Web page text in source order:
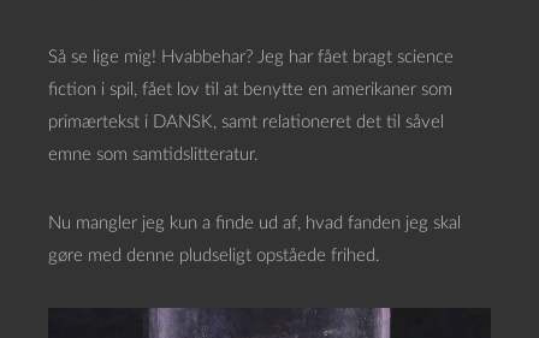
Så se lige mig! Hvabbehar? Jeg har fået bragt science
fiction i spil, fået lov til at benytte en amerikaner som
primærtekst i DANSK, samt relationeret det til såvel
emne som samtidslitteratur.
Nu mangler jeg kun a finde ud af, hvad fanden jeg skal
gøre med denne pludseligt opståede frihed.